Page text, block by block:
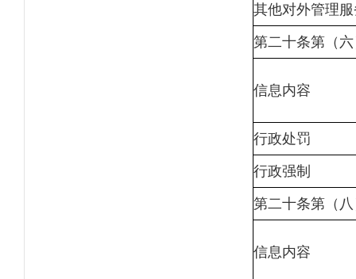
其他对外管理
第二十条第（
信息内容
行政处罚
行政强制
第二十条第（
信息内容